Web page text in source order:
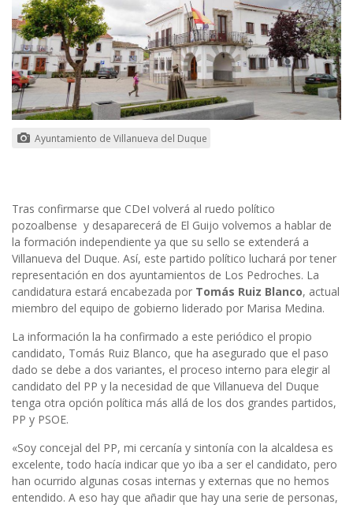
Ayuntamiento de Villanueva del Duque
Tras confirmarse que CDeI volverá al ruedo político
pozoalbense y desaparecerá de El Guijo volvemos a hablar de
la formación independiente ya que su sello se extenderá a
Villanueva del Duque. Así, este partido político luchará por tener
representación en dos ayuntamientos de Los Pedroches. La
candidatura estará encabezada por Tomás Ruiz Blanco, actual
miembro del equipo de gobierno liderado por Marisa Medina.
La información la ha confirmado a este periódico el propio
candidato, Tomás Ruiz Blanco, que ha asegurado que el paso
dado se debe a dos variantes, el proceso interno para elegir al
candidato del PP y la necesidad de que Villanueva del Duque
tenga otra opción política más allá de los dos grandes partidos,
PP y PSOE.
«Soy concejal del PP, mi cercanía y sintonía con la alcaldesa es
excelente, todo hacía indicar que yo iba a ser el candidato, pero
han ocurrido algunas cosas internas y externas que no hemos
entendido. A eso hay que añadir que hay una serie de personas,